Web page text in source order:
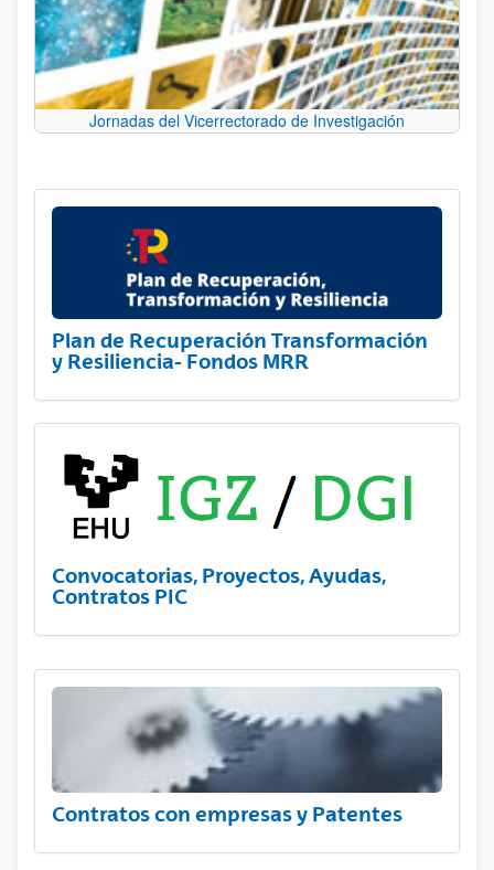
Jornadas del Vicerrectorado de Investigación
Plan de Recuperación Transformación
y Resiliencia- Fondos MRR
Convocatorias, Proyectos, Ayudas,
Contratos PIC
Contratos con empresas y Patentes